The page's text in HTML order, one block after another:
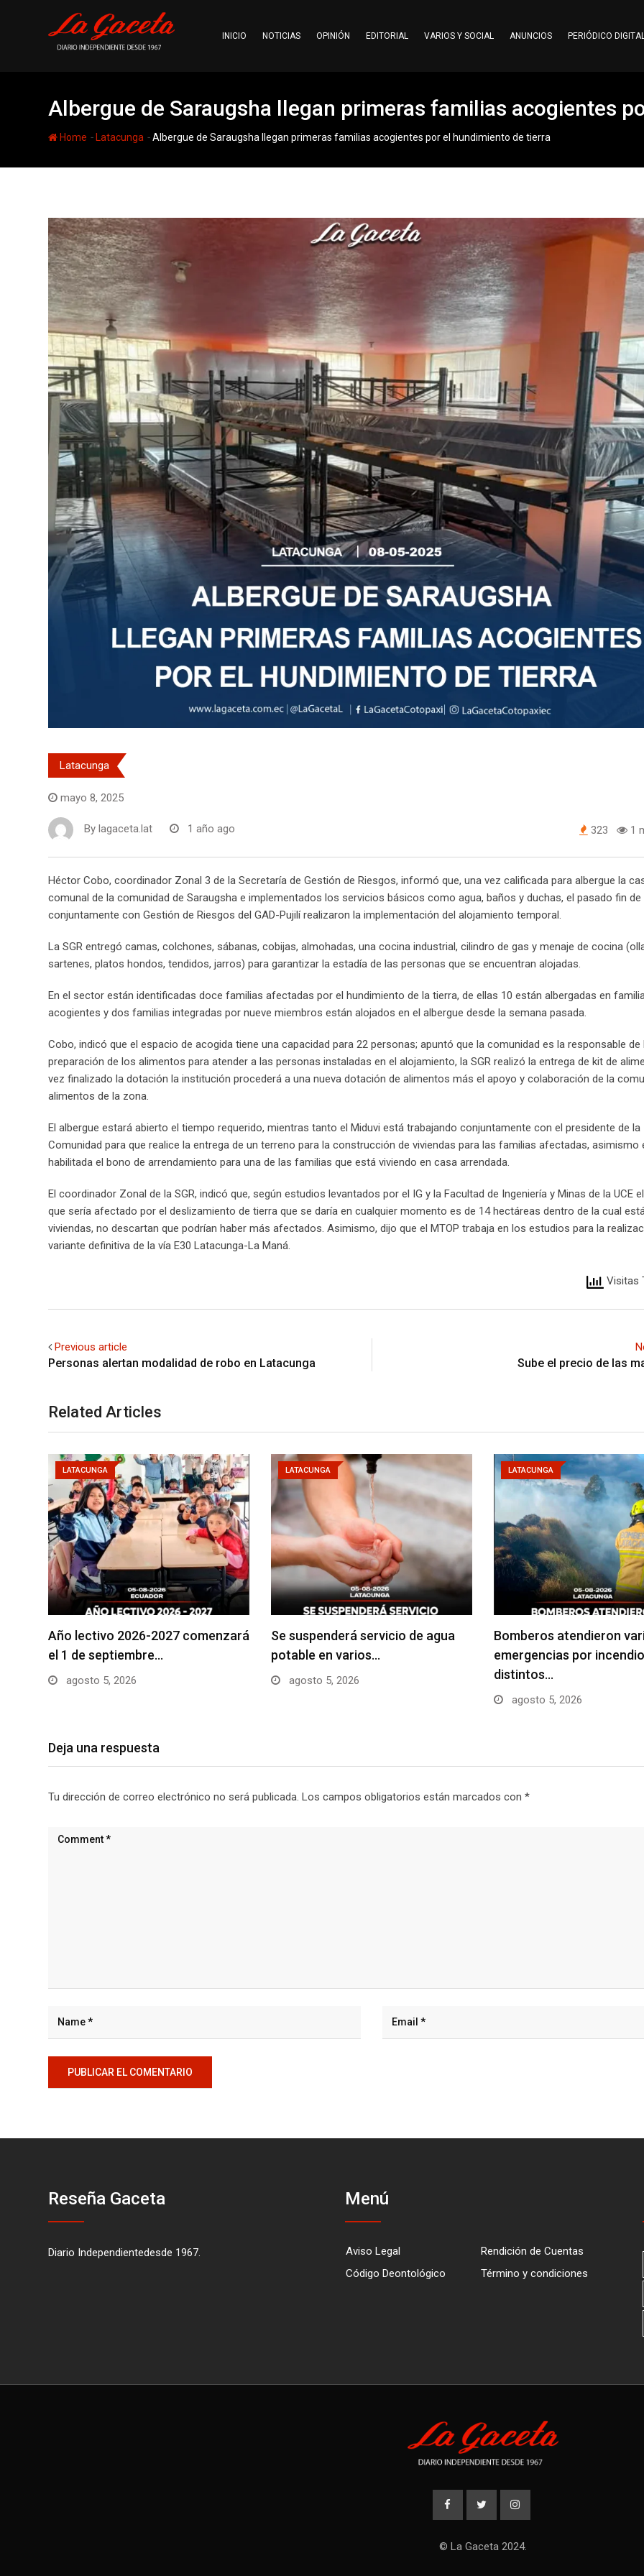
INICIO NOTICIAS OPINIÓN EDITORIAL VARIOS Y SOCIAL ANUNCIOS PERIÓDICO
Albergue de Saraugsha llegan primeras familias acogientes
Home - Latacunga -Albergue de Saraugsha llegan primeras familias acogientes por el hundimiento de tierra
Latacunga
mayo 8, 2025
By lagaceta.lat 1 año ago 323 1
Héctor Cobo, coordinador Zonal 3 de la Secretaría de Gestión de Riesgos, informó que, una vez calificada para albergue la
comunal de la comunidad de Saraugsha e implementados los servicios básicos como agua, baños y duchas, el pasado fin
conjuntamente con Gestión de Riesgos del GAD-Pujilí realizaron la implementación del alojamiento temporal.
La SGR entregó camas, colchones, sábanas, cobijas, almohadas, una cocina industrial, cilindro de gas y menaje de cocina
sartenes, platos hondos, tendidos, jarros) para garantizar la estadía de las personas que se encuentran alojadas.
En el sector están identificadas doce familias afectadas por el hundimiento de la tierra, de ellas 10 están albergadas en
acogientes y dos familias integradas por nueve miembros están alojados en el albergue desde la semana pasada.
Cobo, indicó que el espacio de acogida tiene una capacidad para 22 personas; apuntó que la comunidad es la responsable de
preparación de los alimentos para atender a las personas instaladas en el alojamiento, la SGR realizó la entrega de kit de
vez finalizado la dotación la institución procederá a una nueva dotación de alimentos más el apoyo y colaboración de la
alimentos de la zona.
El albergue estará abierto el tiempo requerido, mientras tanto el Miduvi está trabajando conjuntamente con el presidente de la
Comunidad para que realice la entrega de un terreno para la construcción de viviendas para las familias afectadas, asimismo
habilitada el bono de arrendamiento para una de las familias que está viviendo en casa arrendada.
El coordinador Zonal de la SGR, indicó que, según estudios levantados por el IG y la Facultad de Ingeniería y Minas de la UCE
que sería afectado por el deslizamiento de tierra que se daría en cualquier momento es de 14 hectáreas dentro de la cual
viviendas, no descartan que podrían haber más afectados. Asimismo, dijo que el MTOP trabaja en los estudios para la
variante definitiva de la vía E30 Latacunga-La Maná.
Visitas
Previous article
Personas alertan modalidad de robo en Latacunga Sube el precio de las
Related Articles
LATACUNGA
Año lectivo 2026-2027 comenzará
el 1 de septiembre…
agosto 5, 2026
LATACUNGA
Se suspenderá servicio de agua
potable en varios…
agosto 5, 2026
LATACUNGA
Bomberos atendieron
emergencias por
distintos…
agosto 5, 2026
Deja una respuesta
Tu dirección de correo electrónico no será publicada. Los campos obligatorios están marcados con *
Reseña Gaceta
Diario Independientedesde 1967.
Menú
Aviso Legal
Rendición de Cuentas
Código Deontológico
Término y condiciones
© La Gaceta 2024.